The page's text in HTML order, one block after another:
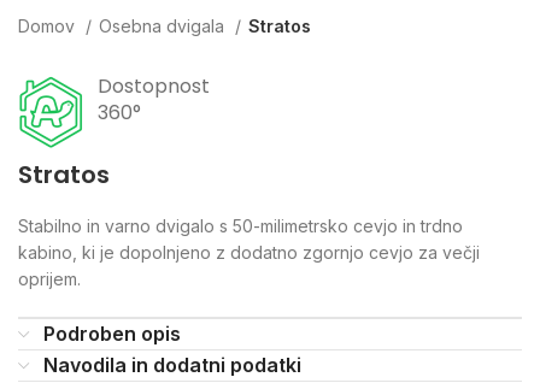
Domov Osebna dvigala Stratos
Dostopnost
360°
Stratos
Stabilno in varno dvigalo s 50-milimetrsko cevjo in trdno
kabino, ki je dopolnjeno z dodatno zgornjo cevjo za večji
oprijem.
Podroben opis
Navodila in dodatni podatki